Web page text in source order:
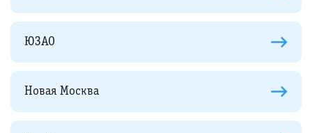
ЮЗАО
Новая Москва